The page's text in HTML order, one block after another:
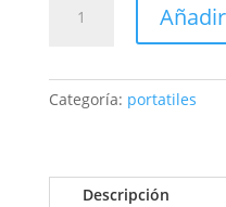
Surface
Táctil
16Gb
Categoría: portatiles
Descripción